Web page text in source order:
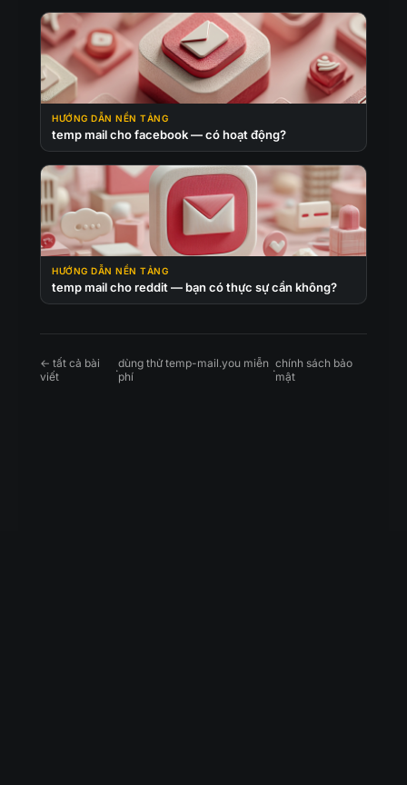
HƯỚNG DẪN NỀN TẢNG
temp mail cho facebook — có hoạt động?
HƯỚNG DẪN NỀN TẢNG
temp mail cho reddit — bạn có thực sự cần không?
← tất cả bài
viết
·dùng thử temp-mail.you miễn
phí
·chính sách bảo
mật